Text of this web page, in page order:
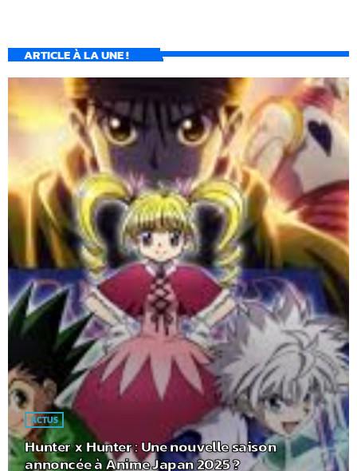
ARTICLE À LA UNE !
ACTUS
Hunter x Hunter : Une nouvelle saison
annoncée à Anime Japan 2025 ?